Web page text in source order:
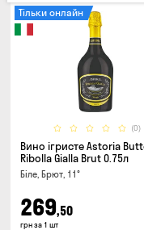
(0)
Тільки онлайн
Вино ігристе Astoria
Ribolla Gialla Brut 0.75л
Біле, Брют, 11°
269,50
грн за 1 шт